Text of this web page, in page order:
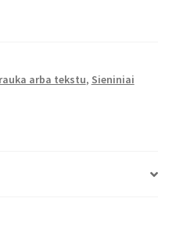
arba tekstu, Sieniniai